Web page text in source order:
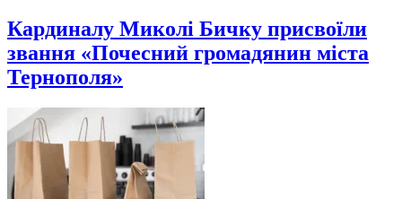
Кардиналу Миколі Бичку присвоїли
звання «Почесний громадянин міста
Тернополя»